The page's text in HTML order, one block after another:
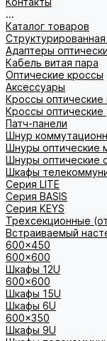
...
Каталог товаров
Адаптеры
Кабель витая пара
Оптические кроссы
Аксессуары
Кроссы
Кроссы
Патч-панели
Шнур
Шнуры оптические
Шнуры оптические
Шкафы
Cерия LITE
Cерия BASIS
Cерия KEYS
Трехсекционные
Встраиваемый
600x450
600x600
Шкафы 12U
600x600
Шкафы 15U
Шкафы 6U
600x350
Шкафы 9U